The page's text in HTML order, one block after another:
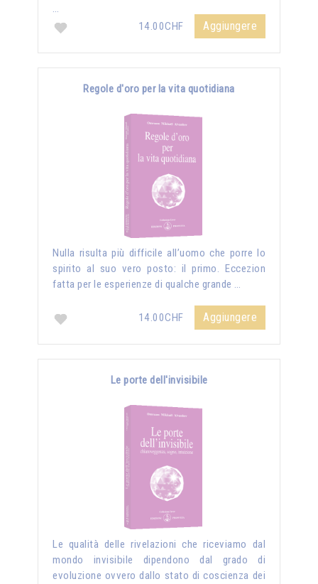
…
14.00CHF
Aggiungere
Regole d'oro per la vita quotidiana
Nulla risulta più difficile all’uomo che porre lo
spirito al suo vero posto: il primo. Eccezion
fatta per le esperienze di qualche grande …
14.00CHF Aggiungere
Le porte dell'invisibile
Le qualità delle rivelazioni che riceviamo dal
mondo invisibile dipendono dal grado di
evoluzione ovvero dallo stato di coscienza dei